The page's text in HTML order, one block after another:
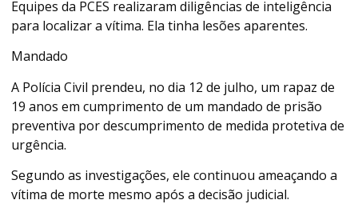
Equipes da PCES realizaram diligências de inteligência
para localizar a vítima. Ela tinha lesões aparentes.
Mandado
A Polícia Civil prendeu, no dia 12 de julho, um rapaz de
19 anos em cumprimento de um mandado de prisão
preventiva por descumprimento de medida protetiva de
urgência.
Segundo as investigações, ele continuou ameaçando a
vítima de morte mesmo após a decisão judicial.